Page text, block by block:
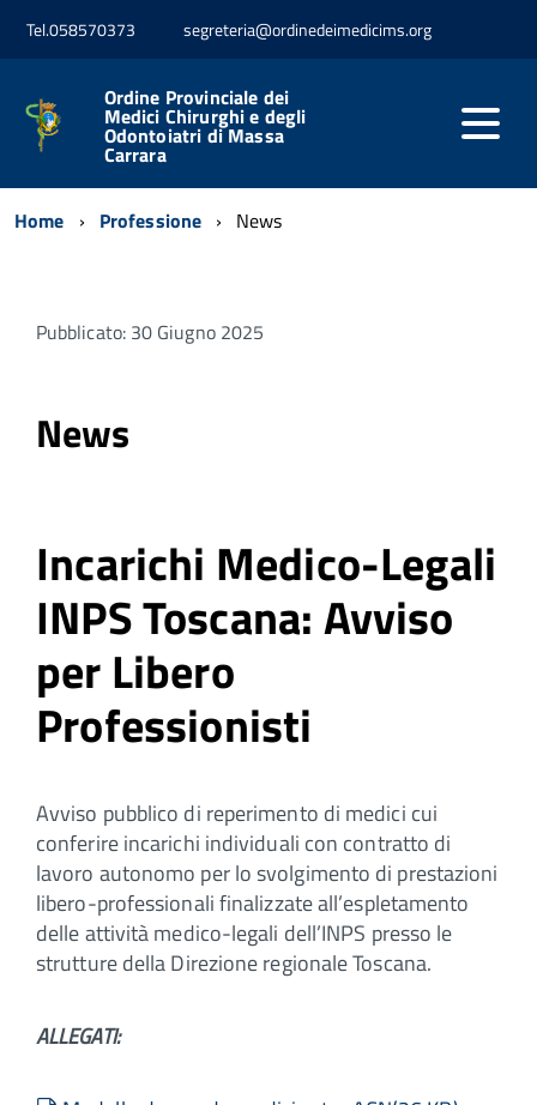
Tel.058570373 segreteria@ordinedeimedicims.org
Ordine Provinciale dei
Medici Chirurghi e degli
Odontoiatri di Massa
Carrara
Home Professione News
Pubblicato: 30 Giugno 2025
News
Incarichi Medico-Legali
INPS Toscana: Avviso
per Libero
Professionisti
Avviso pubblico di reperimento di medici cui
conferire incarichi individuali con contratto di
lavoro autonomo per lo svolgimento di prestazioni
libero-professionali finalizzate all’espletamento
delle attività medico-legali dell’INPS presso le
strutture della Direzione regionale Toscana.
ALLEGATI: